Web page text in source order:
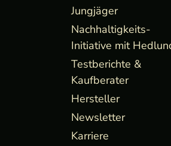
Jungjäger
Nachhaltigkeits-
Initiative mit
Testberichte &
Kaufberater
Hersteller
Newsletter
Karriere